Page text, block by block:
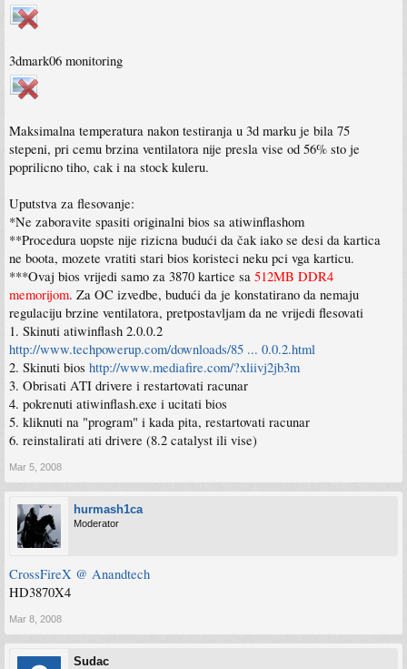
3dmark06 monitoring
Maksimalna temperatura nakon testiranja u 3d marku je bila 75
stepeni, pri cemu brzina ventilatora nije presla vise od 56% sto je
poprilicno tiho, cak i na stock kuleru.
Uputstva za flesovanje:
*Ne zaboravite spasiti originalni bios sa atiwinflashom
**Procedura uopste nije rizicna budući da čak iako se desi da kartica
ne boota, mozete vratiti stari bios koristeci neku pci vga karticu.
***Ovaj bios vrijedi samo za 3870 kartice sa 512MB DDR4
memorijom. Za OC izvedbe, budući da je konstatirano da nemaju
regulaciju brzine ventilatora, pretpostavljam da ne vrijedi flesovati
1. Skinuti atiwinflash 2.0.0.2
http://www.techpowerup.com/downloads/85 ... 0.0.2.html
2. Skinuti bios http://www.mediafire.com/?xliivj2jb3m
3. Obrisati ATI drivere i restartovati racunar
4. pokrenuti atiwinflash.exe i ucitati bios
5. kliknuti na "program" i kada pita, restartovati racunar
6. reinstalirati ati drivere (8.2 catalyst ili vise)
Mar 5, 2008
hurmash1ca
Moderator
CrossFireX @ Anandtech
HD3870X4
Mar 8, 2008
Sudac